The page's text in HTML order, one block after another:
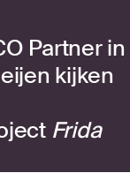
Partner in
kijken
Frida